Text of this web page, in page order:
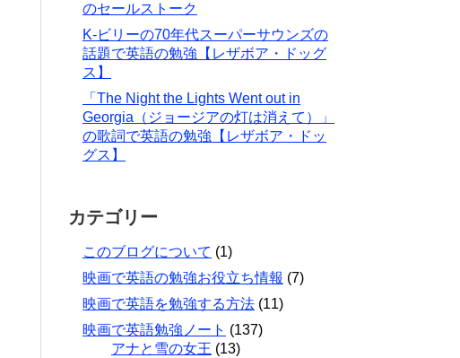
のセールストーク
K-ビリーの70年代スーパーサウンズの
話題で英語の勉強【レザボア・ドッグ
ス】
「The Night the Lights Went out in
Georgia（ジョージアの灯は消えて）」
の歌詞で英語の勉強【レザボア・ドッ
グス】
カテゴリー
このブログについて (1)
映画で英語の勉強お役立ち情報 (7)
映画で英語を勉強する方法 (11)
映画で英語勉強ノート (137)
アナと雪の女王 (13)